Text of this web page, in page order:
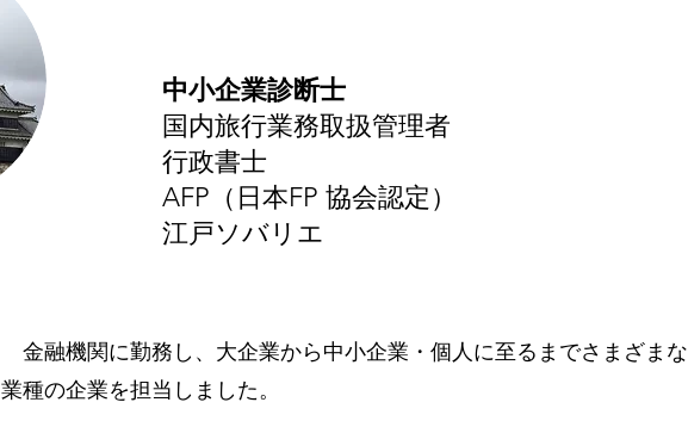
中小企業診断士
国内旅行業務取扱管理者
行政書士
AFP（日本FP 協会認定）
江戸ソバリエ
金融機関に勤務し、大企業から中小企業・個人に至るまでさまざまな
業種の企業を担当しました。